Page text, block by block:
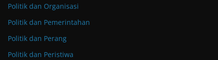
Politik dan Organisasi
Politik dan Pemerintahan
Politik dan Perang
Politik dan Peristiwa